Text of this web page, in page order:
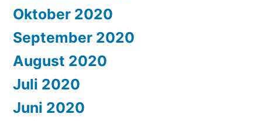
Oktober 2020
September 2020
August 2020
Juli 2020
Juni 2020